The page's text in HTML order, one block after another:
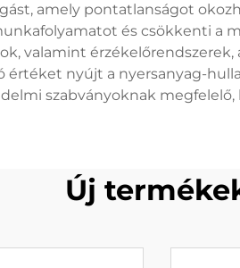
amely pontatlanságot
és csökkenti a
valamint
nyújt a nyersanyag-
szabványoknak
Új